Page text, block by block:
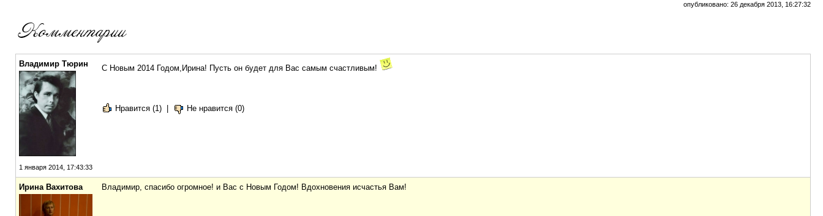
опубликовано: 26 декабря 2013, 16:27:32
Владимир Тюрин
1 января 2014, 17:43:33
С Новым 2014 Годом,Ирина! Пусть он будет для Вас самым счастливым!
Нравится (1) Не нравится (0)
Ирина Вахитова Владимир, спасибо огромное! и Вас с Новым Годом! Вдохновения исчастья Вам!